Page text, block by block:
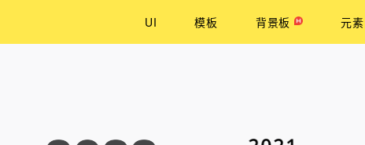
UI 模板 背景板 元素